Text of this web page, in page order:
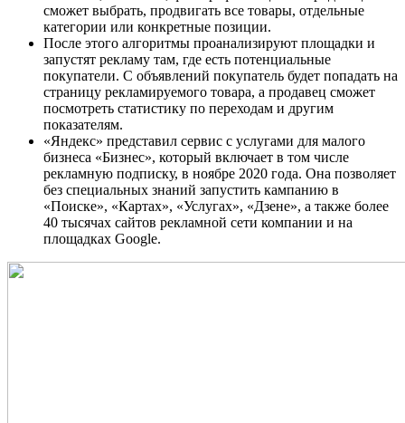
сможет выбрать, продвигать все товары, отдельные
категории или конкретные позиции.
После этого алгоритмы проанализируют площадки и
запустят рекламу там, где есть потенциальные
покупатели. С объявлений покупатель будет попадать на
страницу рекламируемого товара, а продавец сможет
посмотреть статистику по переходам и другим
показателям.
«Яндекс» представил сервис с услугами для малого
бизнеса «Бизнес», который включает в том числе
рекламную подписку, в ноябре 2020 года. Она позволяет
без специальных знаний запустить кампанию в
«Поиске», «Картах», «Услугах», «Дзене», а также более
40 тысячах сайтов рекламной сети компании и на
площадках Google.